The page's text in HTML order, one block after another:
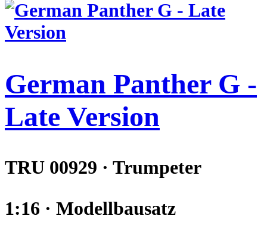
German Panther G -
Late Version
TRU 00929 · Trumpeter
1:16 · Modellbausatz